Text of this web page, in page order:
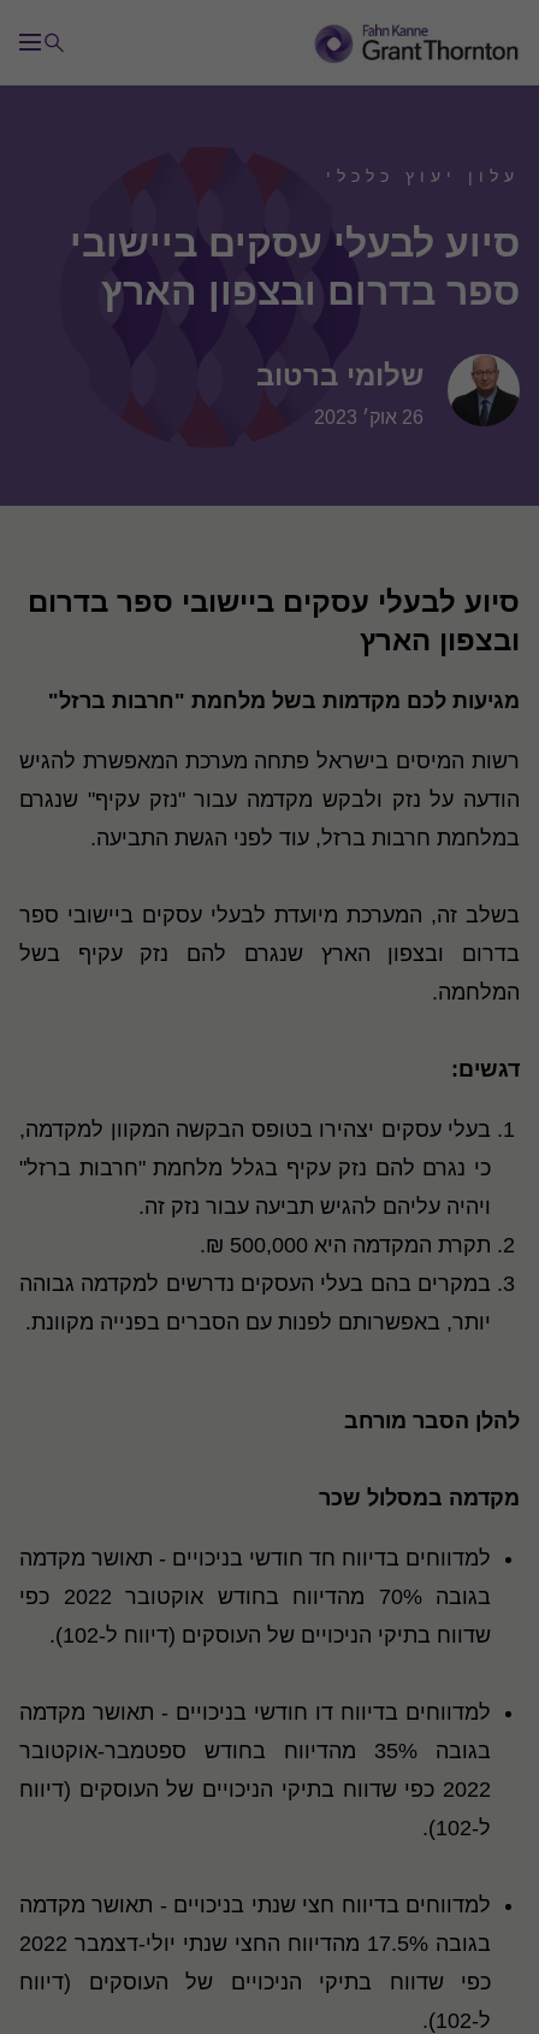
עלון יעוץ כלכלי
סיוע לבעלי עסקים ביישובי
ספר בדרום ובצפון הארץ
שלומי ברטוב
26 אוק׳ 2023
סיוע לבעלי עסקים ביישובי ספר בדרום
ובצפון הארץ
מגיעות לכם מקדמות בשל מלחמת "חרבות ברזל"
רשות המיסים בישראל פתחה מערכת המאפשרת להגיש
הודעה על נזק ולבקש מקדמה עבור "נזק עקיף" שנגרם
במלחמת חרבות ברזל, עוד לפני הגשת התביעה.
בשלב זה, המערכת מיועדת לבעלי עסקים ביישובי ספר
בדרום ובצפון הארץ שנגרם להם נזק עקיף בשל
המלחמה.
דגשים:
בעלי עסקים יצהירו בטופס הבקשה המקוון למקדמה,
כי נגרם להם נזק עקיף בגלל מלחמת "חרבות ברזל"
ויהיה עליהם להגיש תביעה עבור נזק זה.
תקרת המקדמה היא 500,000 ₪.
במקרים בהם בעלי העסקים נדרשים למקדמה גבוהה
יותר, באפשרותם לפנות עם הסברים בפנייה מקוונת.
להלן הסבר מורחב
מקדמה במסלול שכר
למדווחים בדיווח חד חודשי בניכויים - תאושר מקדמה
בגובה 70% מהדיווח בחודש אוקטובר 2022 כפי
שדווח בתיקי הניכויים של העוסקים (דיווח ל-102).
למדווחים בדיווח דו חודשי בניכויים - תאושר מקדמה
בגובה 35% מהדיווח בחודש ספטמבר-אוקטובר
2022 כפי שדווח בתיקי הניכויים של העוסקים (דיווח
ל-102).
למדווחים בדיווח חצי שנתי בניכויים - תאושר מקדמה
בגובה 17.5% מהדיווח החצי שנתי יולי-דצמבר 2022
כפי שדווח בתיקי הניכויים של העוסקים (דיווח
ל-102).